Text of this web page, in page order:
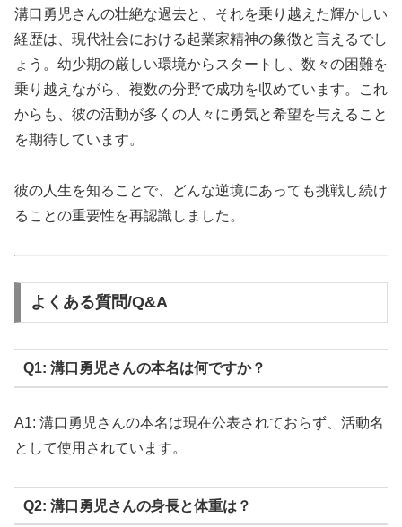
溝口勇児さんの壮絶な過去と、それを乗り越えた輝かしい
経歴は、現代社会における起業家精神の象徴と言えるでし
ょう。幼少期の厳しい環境からスタートし、数々の困難を
乗り越えながら、複数の分野で成功を収めています。これ
からも、彼の活動が多くの人々に勇気と希望を与えること
を期待しています。
彼の人生を知ることで、どんな逆境にあっても挑戦し続け
ることの重要性を再認識しました。
よくある質問/Q&A
Q1: 溝口勇児さんの本名は何ですか？
A1: 溝口勇児さんの本名は現在公表されておらず、活動名
として使用されています。
Q2: 溝口勇児さんの身長と体重は？